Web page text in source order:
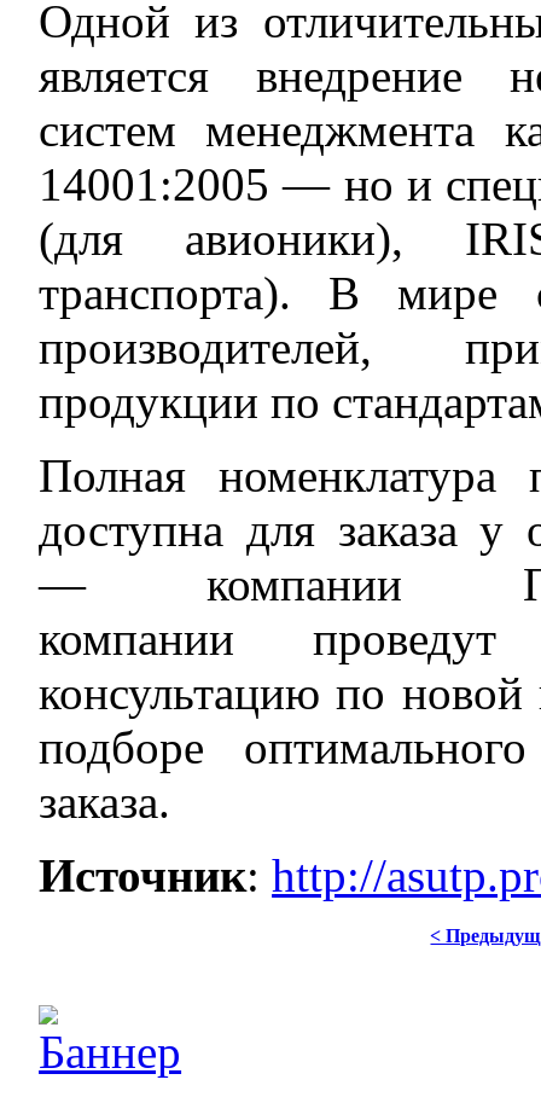
Одной из
является внедрение
систем менеджмента
14001:2005 — но и
(для авионики),
транспорта). В мире
производителей,
продукции по
Полная
доступна для заказа у
— компании
компании
консультацию по
подборе
заказа.
Источник:http://
<